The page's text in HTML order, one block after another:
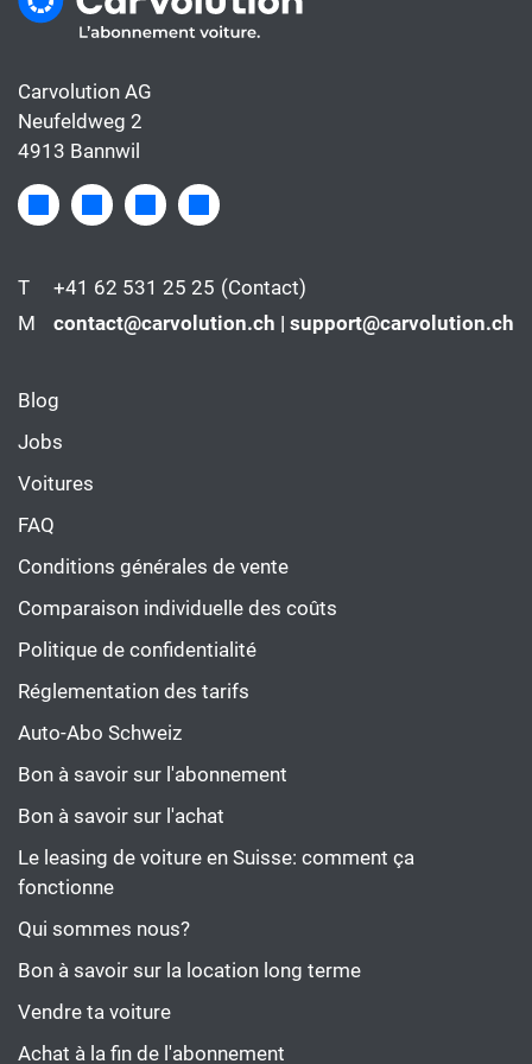
Carvolution AG
Neufeldweg 2
4913 Bannwil
T +41 62 531 25 25 (Contact)
M
contact@carvolution.ch | support@carvolution.ch
Blog
Jobs
Voitures
FAQ
Conditions générales de vente
Comparaison individuelle des coûts
Politique de confidentialité
Réglementation des tarifs
Auto-Abo Schweiz
Bon à savoir sur l'abonnement
Bon à savoir sur l'achat
Le leasing de voiture en Suisse: comment ça
fonctionne
Qui sommes nous?
Bon à savoir sur la location long terme
Vendre ta voiture
Achat à la fin de l'abonnement